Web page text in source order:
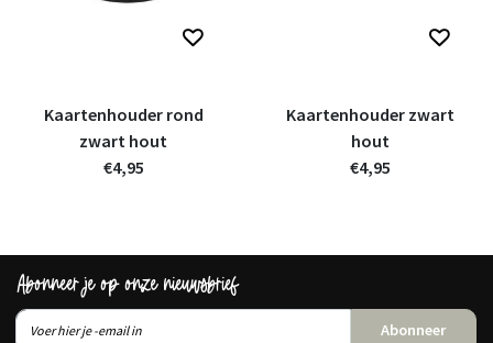
Kaartenhouder rond
zwart hout
€4,95
Kaartenhouder zwart
hout
€4,95
Abonneer je op onze nieuwsbrief
Abonneer